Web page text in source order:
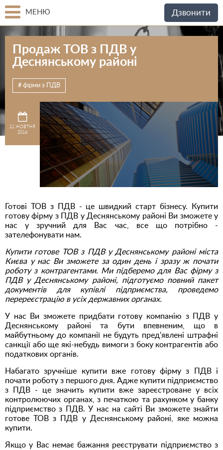
МЕНЮ Дзвонити
Продаж ТОВ з ПДВ у
Деснянському районі
фірми з ПДВ
21 ЖОВТНЯ
2016
Готові ТОВ з ПДВ - це швидкий старт бізнесу. Купити
готову фірму з ПДВ у Деснянському районі Ви зможете у
нас у зручний для Вас час, все що потрібно -
зателефонувати нам.
Купити готове ТОВ з ПДВ у Деснянському районі міста
Києва у нас Ви зможете за один день і зразу ж почати
роботу з контрагентами. Ми підберемо для Вас фірму з
ПДВ у Деснянському районі, підготуємо повний пакет
документів для купівлі підприємства, проведемо
перереєстрацію в усіх державних органах.
У нас Ви зможете придбати готову компанію з ПДВ у
Деснянському районі та бути впевненим, що в
майбутньому до компанії не будуть пред'явлені штрафні
санкції або ще які-небудь вимоги з боку контрагентів або
податкових органів.
Набагато зручніше купити вже готову фірму з ПДВ і
почати роботу з першого дня. Адже купити підприємство
з ПДВ - це значить купити вже зареєстроване у всіх
контролюючих органах, з печаткою та рахунком у банку
підприємство з ПДВ. У нас на сайті Ви зможете знайти
готове ТОВ з ПДВ у Деснянському районі, яке можна
купити.
Якщо у Вас немає бажання реєструвати підприємство з